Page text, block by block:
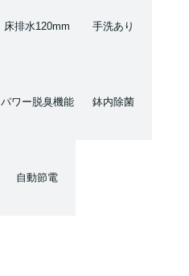
床排水120mm 手洗あり
パワー脱臭機能 鉢内除菌
自動節電